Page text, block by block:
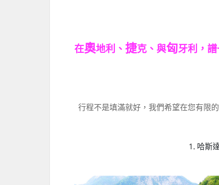
在奧地利、 捷克、與匈牙利，
行程不是填滿就好，我們希望在您有限
1. 哈斯